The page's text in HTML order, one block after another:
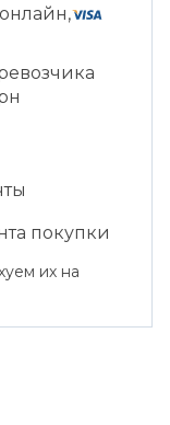
покупки
их на